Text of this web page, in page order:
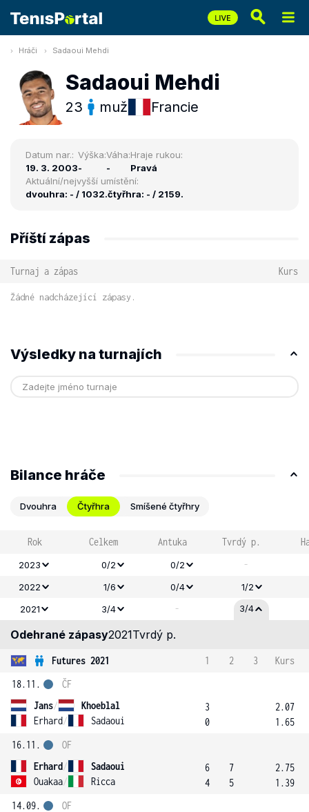
Hráči Sadaoui Mehdi
Sadaoui Mehdi
23 muž Francie
Datum nar.:
19. 3. 2003
Výška:
-
Váha:
-
Hraje rukou:
Pravá
Aktuální/nejvyšší umístění:
dvouhra: - / 1032.čtyřhra: - / 2159.
Příští zápas
Turnaj a zápas Kurs
Žádné nadcházející zápasy.
Výsledky na turnajích
Bilance hráče
Dvouhra Čtyřhra Smíšené čtyřhry
Rok Celkem Antuka Tvrdý p.
2023 0/2 0/2 -
2022 1/6 0/4
1/2
2021
3/4 - 3/4
Odehrané zápasy2021Tvrdý p.
Futures 2021 1 2 3
Kurs
18.11.
Jans/
Khoeblal
Erhard/ Sadaoui
ČF
3
0
2.07
1.65
16.11.
Erhard/
Sadaoui
Ouakaa/ Ricca
OF
6
4
7
5
2.75
1.39
14.09.
OF